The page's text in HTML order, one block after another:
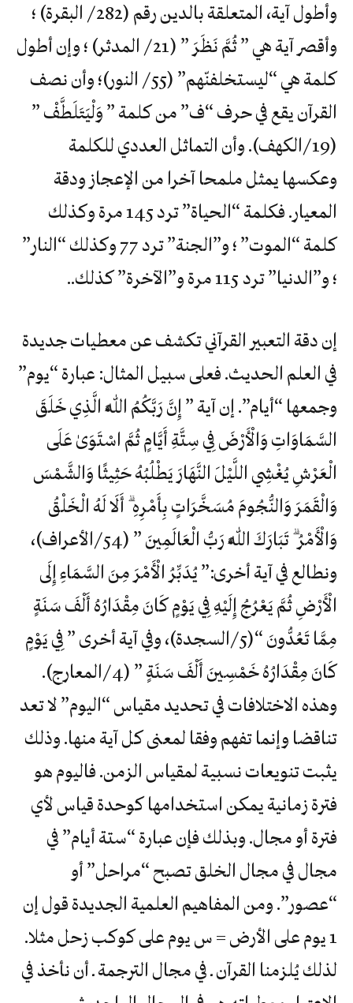
وأطول آية، المتعلقة بالدين رقم (282 / البقرة) ؛
وأقصر آية هي ” ثُمَّ نَظَرَ ” (21 / المدثر) ؛ وإن أطول
كلمة هي “ليستخلفنّهم” (55 / النور)؛ وأن نصف
القرآن يقع في حرف “ف” من كلمة ” وَلْيَتَلَطَّفْ ”
(19/الكهف). وأن التماثل العددي للكلمة
وعكسها يمثل ملمحا آخرا من الإعجاز ودقة
المعيار. فكلمة “الحياة” ترد 145 مرة وكذلك
كلمة “الموت” ؛ و”الجنة” ترد 77 وكذلك “النار”
؛ و”الدنيا” ترد 115 مرة و”الآخرة” كذلك..
إن دقة التعبير القرآني تكشف عن معطيات جديدة
في العلم الحديث. فعلى سبيل المثال: عبارة “يوم”
وجمعها “أيام”. إن آية ” إِنَّ رَبَّكُمُ اللَّهُ الَّذِي خَلَقَ
السَّمَاوَاتِ وَالْأَرْضَ فِي سِتَّةِ أَيَّامٍ ثُمَّ اسْتَوَىٰ عَلَى
الْعَرْشِ يُغْشِي اللَّيْلَ النَّهَارَ يَطْلُبُهُ حَثِيثًا وَالشَّمْسَ
وَالْقَمَرَ وَالنُّجُومَ مُسَخَّرَاتٍ بِأَمْرِهِ ۗ أَلَا لَهُ الْخَلْقُ
وَالْأَمْرُ ۗ تَبَارَكَ اللَّهُ رَبُّ الْعَالَمِينَ ” (54/الأعراف)،
ونطالع في آية أخرى:” يُدَبِّرُ الْأَمْرَ مِنَ السَّمَاءِ إِلَى
الْأَرْضِ ثُمَّ يَعْرُجُ إِلَيْهِ فِي يَوْمٍ كَانَ مِقْدَارُهُ أَلْفَ سَنَةٍ
مِمَّا تَعُدُّونَ “(5/السجدة)، وفي آية أخرى ” فِي يَوْمٍ
كَانَ مِقْدَارُهُ خَمْسِينَ أَلْفَ سَنَةٍ ” (4/المعارج).
وهذه الاختلافات في تحديد مقياس “اليوم” لا تعد
تناقضا وإنما تفهم وفقا لمعنى كل آية منها. وذلك
يثبت تنويعات نسبية لمقياس الزمن. فاليوم هو
فترة زمانية يمكن استخدامها كوحدة قياس لأي
فترة أو مجال. وبذلك فإن عبارة “ستة أيام” في
مجال في مجال الخلق تصبح “مراحل” أو
“عصور”. ومن المفاهيم العلمية الجديدة قول إن
1 يوم على الأرض = س يوم على كوكب زحل مثلا.
لذلك يُلزمنا القرآن ـ في مجال الترجمة ـ أن نأخذ في